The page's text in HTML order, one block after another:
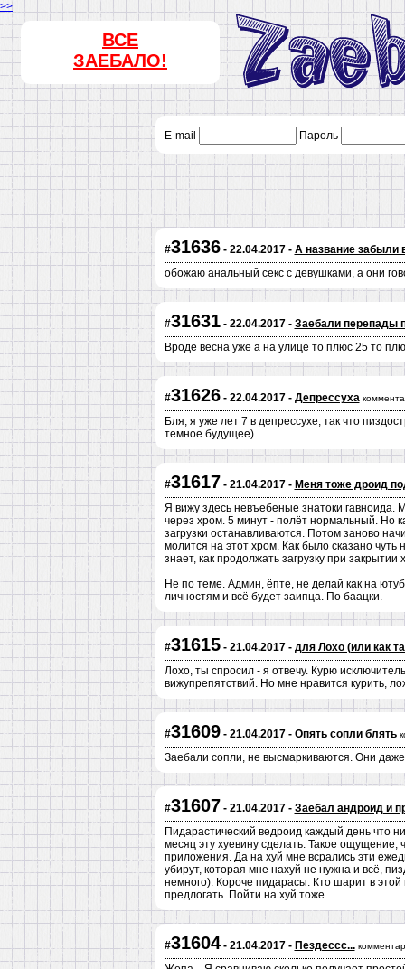
>>
ВСЕ
ЗАЕБАЛО!
E-mail Пароль
#31636- 22.04.2017 - А название забыли
обожаю анальный секс с девушками, а они
#31631- 22.04.2017 - Заебали перепады
Вроде весна уже а на улице то плюс 25 то
#31626- 22.04.2017 - Депрессуха
Бля, я уже лет 7 в депрессухе, так что
темное будущее)
#31617 - 21.04.2017 - Меня тоже дроид
Я вижу здесь невъебеные знатоки гавноида.
через хром. 5 минут - полёт нормальный. Но
загрузки останавливаются. Потом заново
молится на этот хром. Как было сказано
знает, как продолжать загрузку при закрытии
Не по теме. Админ, ёпте, не делай как на
личностям и всё будет заипца. По баацки.
#31615- 21.04.2017 - для Лохо (или как
Лохо, ты спросил - я отвечу. Курю
вижупрепятствий. Но мне нравится курить,
#31609- 21.04.2017 - Опять сопли блять
Заебали сопли, не высмаркиваются. Они
#31607 - 21.04.2017 - Заебал андроид и
Пидарастический ведроид каждый день что
месяц эту хуевину сделать. Такое ощущение,
приложения. Да на хуй мне всрались эти
убирут, которая мне нахуй не нужна и всё,
немного). Короче пидарасы. Кто шарит в
предлогать. Пойти на хуй тоже.
#31604- 21.04.2017 - Пездессс...